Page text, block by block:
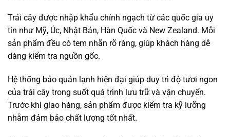
Trái cây được nhập khẩu chính ngạch từ các quốc gia uy
tín như Mỹ, Úc, Nhật Bản, Hàn Quốc và New Zealand. Mỗi
sản phẩm đều có tem nhãn rõ ràng, giúp khách hàng dễ
dàng kiểm tra nguồn gốc.
Hệ thống bảo quản lạnh hiện đại giúp duy trì độ tươi ngon
của trái cây trong suốt quá trình lưu trữ và vận chuyển.
Trước khi giao hàng, sản phẩm được kiểm tra kỹ lưỡng
nhằm đảm bảo chất lượng tốt nhất.